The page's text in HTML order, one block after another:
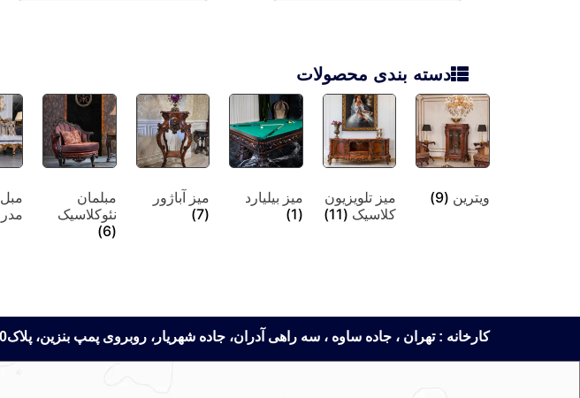
دسته بندی محصولات
ویترین (9)
میز تلویزیون
کلاسیک (11)
میز بیلیارد
(1)
میز آباژور
(7)
مبلمان
نئوکلاسیک
(6)
کارخانه : تهران ، جاده ساوه ، سه راهی آدران، جاده شهریار، روبروی پمپ بنزین، پلاک160، مجموعه مبل سلما